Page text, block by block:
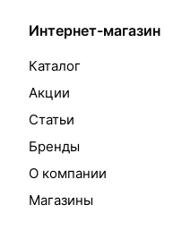
Интернет-магазин
Каталог
Акции
Статьи
Бренды
О компании
Магазины